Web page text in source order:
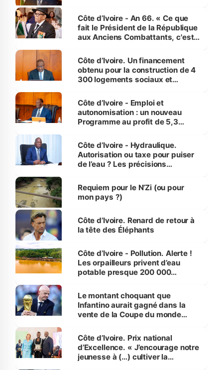
Côte d’Ivoire - An 66. « Ce que
fait le Président de la République
aux Anciens Combattants, c'est
Côte d’Ivoire. Un financement
obtenu pour la construction de 4
300 logements sociaux et
et Yamoussoukro
Côte d’Ivoire - Emploi et
autonomisation : un nouveau
Programme au profit de 5,3
Côte d’Ivoire - Hydraulique.
Autorisation ou taxe pour puiser
de l’eau ? Les précisions
Requiem pour le N’Zi (ou pour
mon pays ?)
Côte d’Ivoire. Renard de retour à
la tête des Éléphants
Côte d’Ivoire - Pollution. Alerte !
Les orpailleurs privent d’eau
potable presque 200 000
Le montant choquant que
Infantino aurait gagné dans la
vente de la Coupe du monde
Côte d’Ivoire. Prix national
d’Excellence. « J’encourage notre
jeunesse à (…) cultiver la